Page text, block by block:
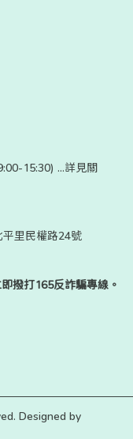
15:30) ...詳見關
里民權路24號
撥打165反詐騙專線。
Designed by